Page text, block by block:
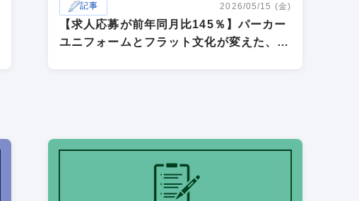
記事 2026/05/15 (金)
【求人応募が前年同月比145％】パーカー
ユニフォームとフラット文化が変えた、ア